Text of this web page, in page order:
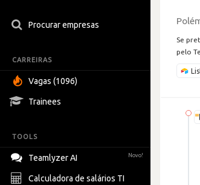
Procurar empresas
CARREIRAS
Vagas (1096)
Trainees
TOOLS
Teamlyzer AI Novo!
Calculadora de salários TI
Se
pelo